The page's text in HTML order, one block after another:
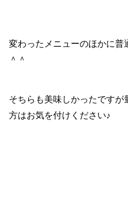
変わったメニューのほかに普
＾＾
そちらも美味しかったですが
方はお気を付けください♪